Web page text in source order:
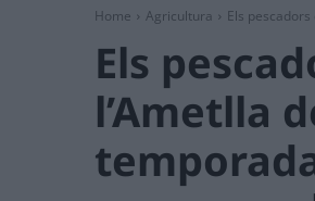
Home Agricultura Els
Els
l’Ametlla